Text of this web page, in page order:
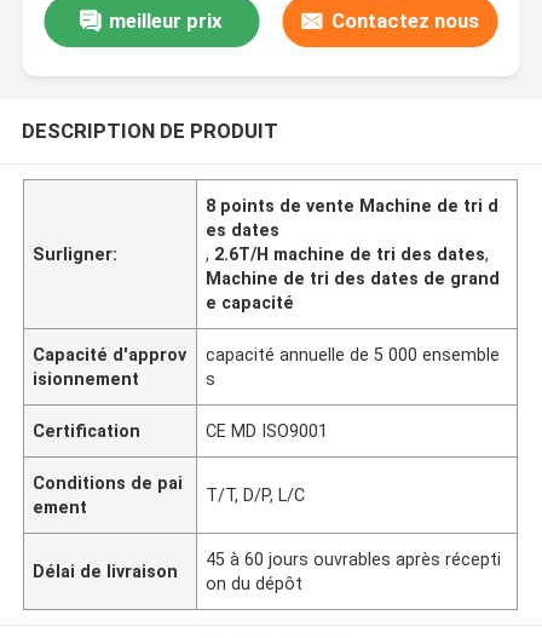
meilleur prix Contactez nous
DESCRIPTION DE PRODUIT
Surligner:
8 points de vente Machine de tri d
es dates
, 2.6T/H machine de tri des dates,
Machine de tri des dates de grand
e capacité
Capacité d'approv
isionnement
capacité annuelle de 5 000 ensemble
s
Certification CE MD ISO9001
Conditions de pai
ement
T/T, D/P, L/C
Délai de livraison
45 à 60 jours ouvrables après récepti
on du dépôt